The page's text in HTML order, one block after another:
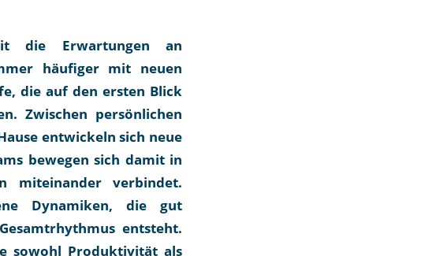
die Erwartungen an
häufiger mit neuen
die auf den ersten Blick
Zwischen persönlichen
entwickeln sich neue
bewegen sich damit in
miteinander verbindet.
Dynamiken, die gut
entsteht.
sowohl Produktivität als